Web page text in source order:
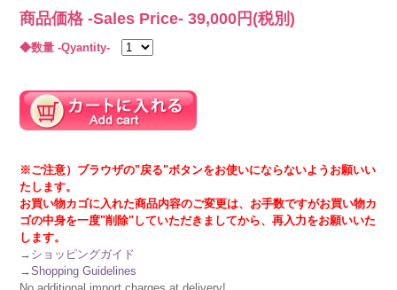
商品価格 -Sales Price-39,000 円(税別)
◆数量 -Qyantity-
※ご注意）ブラウザの"戻る"ボタンをお使いにならないようお願いい
たします。
お買い物カゴに入れた商品内容のご変更は、お手数ですがお買い物カ
ゴの中身を一度"削除"していただきましてから、再入力をお願いいた
します。
→ ショッピングガイド
→Shopping Guidelines